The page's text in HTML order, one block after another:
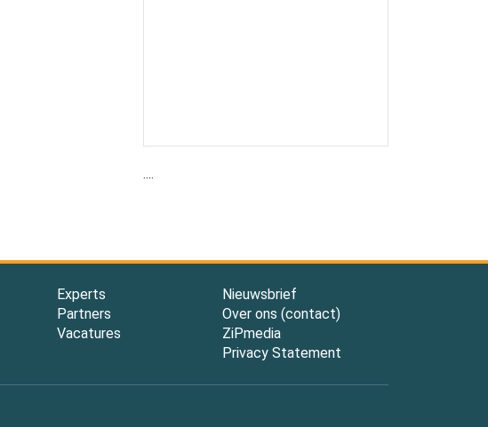
....
Experts
Partners
Vacatures
Nieuwsbrief
Over ons (contact)
ZiPmedia
Privacy Statement